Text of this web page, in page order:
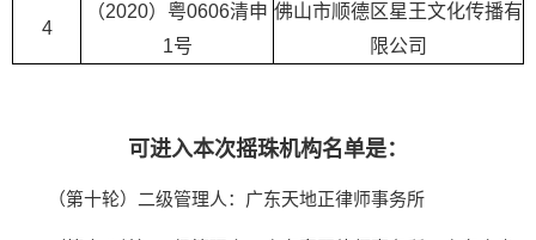
4
（2020）粤0606清申
1号
佛山市顺德区星王文化传播有
限公司
可进入本次摇珠机构名单是：
（第十轮）二级管理人：广东天地正律师事务所